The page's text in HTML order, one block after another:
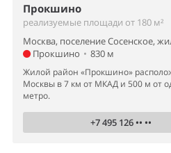
Прокшино
реализуемые площади от 180 м²
Москва, поселение Сосенское,
Прокшино • 830 м
Жилой район «Прокшино»
Москвы в 7 км от МКАД и 500 м от
метро.
+7 495 126 •• ••